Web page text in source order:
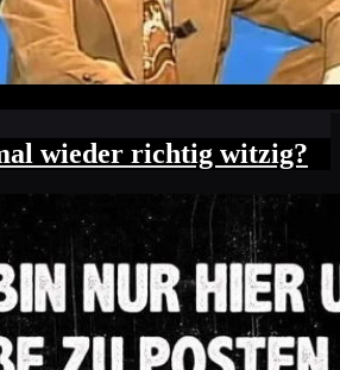
wieder richtig witzig?